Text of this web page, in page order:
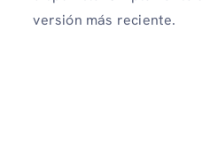
versión más reciente.